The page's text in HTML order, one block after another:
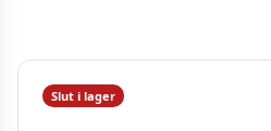
Slut i lager